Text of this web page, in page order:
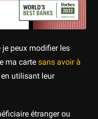
je peux modifier les
ma carte sans avoir à
utilisant leur
étranger ou